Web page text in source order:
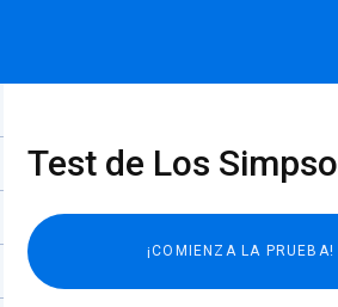
Test de Los